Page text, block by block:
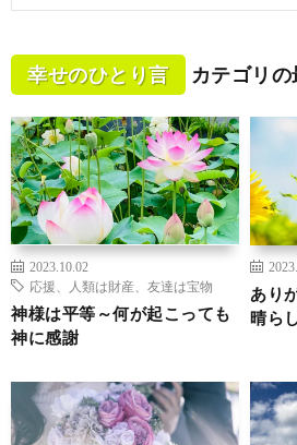
幸せのひとり言 カテゴリ
2023.10.02
応援、人類は財産、友達は宝物
神様は平等～何が起こっても
神に感謝
あり
晴ら